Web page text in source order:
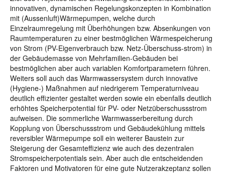
innovativen, dynamischen Regelungskonzepten in Kombination
mit (Aussenluft)Wärmepumpen, welche durch
Einzelraumregelung mit Überhöhungen bzw. Absenkungen von
Raumtemperaturen zu einer bestmöglichen Wärmespeicherung
von Strom (PV-Eigenverbrauch bzw. Netz-Überschuss-strom) in
der Gebäudemasse von Mehrfamilien-Gebäuden bei
bestmöglichen aber auch variablen Komfortparametern führen.
Weiters soll auch das Warmwassersystem durch innovative
(Hygiene-) Maßnahmen auf niedrigerem Temperaturniveau
deutlich effizienter gestaltet werden sowie ein ebenfalls deutlich
erhöhtes Speicherpotential für PV- oder Netzüberschussstrom
aufweisen. Die sommerliche Warmwasserbereitung durch
Kopplung von Überschussstrom und Gebäudekühlung mittels
reversibler Wärmepumpe soll ein weiterer Baustein zur
Steigerung der Gesamteffizienz wie auch des dezentralen
Stromspeicherpotentials sein. Aber auch die entscheidenden
Faktoren und Motivatoren für eine gute Nutzerakzeptanz sollen